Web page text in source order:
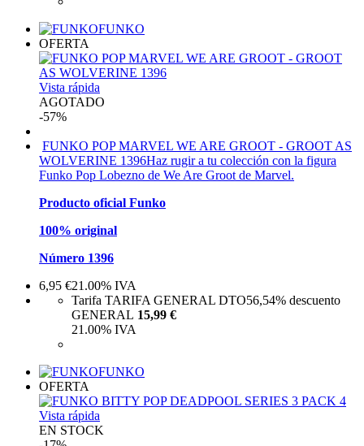
FUNKO
OFERTA
Vista rápida
AGOTADO
-57%
FUNKO POP MARVEL WE ARE GROOT - GROOT AS
WOLVERINE 1396Haz rugir a tu colección con la figura
Funko Pop Lobezno de We Are Groot de Marvel.
Producto oficial Funko
100% original
Número 1396
6,95 €21.00% IVA
Tarifa TARIFA GENERAL DTO56,54% descuento
GENERAL 15,99 €
21.00% IVA
FUNKO
OFERTA
Vista rápida
EN STOCK